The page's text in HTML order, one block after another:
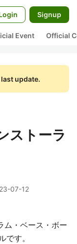
Signup
Event Official
update.
ストーラ
07-12
ム・ベース・ボー
です。